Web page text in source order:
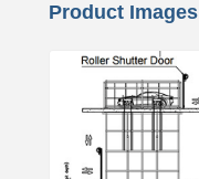
Product Images